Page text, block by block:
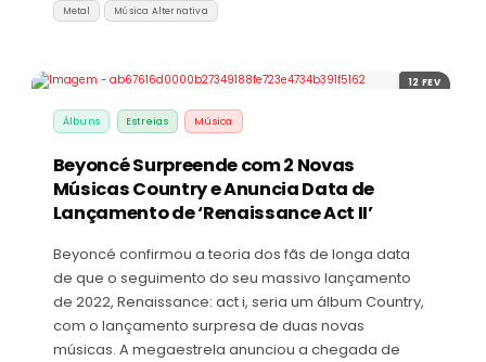
Metal Música Alternativa
12 FEV
Álbuns Estreias Música
Beyoncé Surpreende com 2 Novas
Músicas Country e Anuncia Data de
Lançamento de ‘Renaissance Act II’
Beyoncé confirmou a teoria dos fãs de longa data
de que o seguimento do seu massivo lançamento
de 2022, Renaissance: act i, seria um álbum Country,
com o lançamento surpresa de duas novas
músicas. A megaestrela anunciou a chegada de